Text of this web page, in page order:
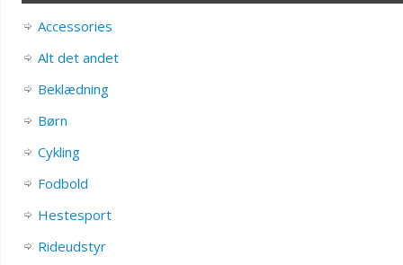
Accessories
Alt det andet
Beklædning
Børn
Cykling
Fodbold
Hestesport
Rideudstyr